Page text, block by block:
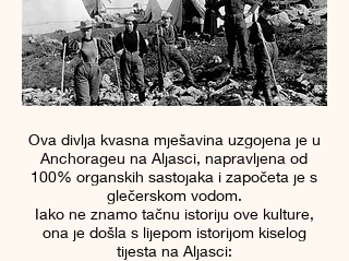
Ova divlja kvasna mješavina uzgojena je u
Anchorageu na Aljasci, napravljena od
100% organskih sastojaka i započeta je s
glečerskom vodom.
Iako ne znamo tačnu istoriju ove kulture,
ona je došla s lijepom istorijom kiselog
tijesta na Aljasci: